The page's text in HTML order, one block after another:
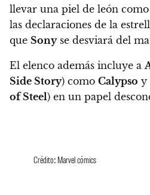
llevar una piel de león
las declaraciones de la
que Sonyse desviará del
El elenco además incluye a
Side Story) como Calypso y
of Steel) en un papel
Crédito: Marvel cómics